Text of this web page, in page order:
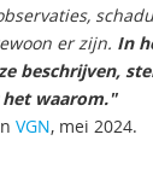
er zijn. In
beschrijven,
het waarom."
VGN, mei 2024.